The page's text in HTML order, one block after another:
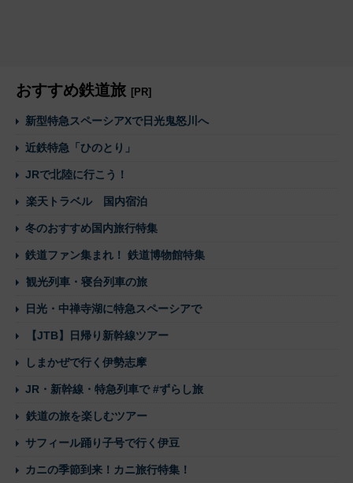
おすすめ鉄道旅 [PR]
新型特急スペーシアXで日光鬼怒川へ
近鉄特急「ひのとり」
JRで北陸に行こう！
楽天トラベル 国内宿泊
冬のおすすめ国内旅行特集
鉄道ファン集まれ！ 鉄道博物館特集
観光列車・寝台列車の旅
日光・中禅寺湖に特急スペーシアで
【JTB】日帰り新幹線ツアー
しまかぜで行く伊勢志摩
JR・新幹線・特急列車で #ずらし旅
鉄道の旅を楽しむツアー
サフィール踊り子号で行く伊豆
カニの季節到来！カニ旅行特集！